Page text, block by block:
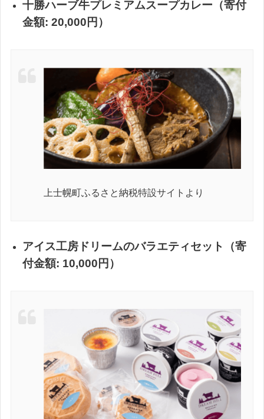
十勝ハーブ牛プレミアムスープカレー（寄付
金額: 20,000円）
上士幌町ふるさと納税特設サイトより
アイス工房ドリームのバラエティセット（寄
付金額: 10,000円）